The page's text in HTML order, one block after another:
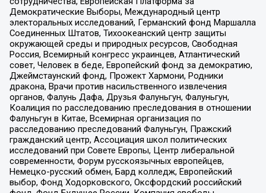
Демократические Выборы, Международный центр
электоральных исследований, Германский фонд Маршалла
Соединенных Штатов, Тихоокеанский центр защиты
окружающей среды и природных ресурсов, Свободная
Россия, Всемирный конгресс украинцев, Атлантический
совет, Человек в беде, Европейский фонд за демократию,
Джеймстаунский фонд, Прожект Хармони, Родники
дракона, Врачи против насильственного извлечения
органов, Фалунь Дафа, Друзья Фалуньгун, Фалуньгун,
Коалиция по расследованию преследования в отношении
Фалуньгун в Китае, Всемирная организация по
расследованию преследований Фалуньгун, Пражский
гражданский центр, Ассоциация школ политических
исследований при Совете Европы, Центр либеральной
современности, Форум русскоязычных европейцев,
Немецко-русский обмен, Бард колледж, Европейский
выбор, Фонд Ходорковского, Оксфордский российский